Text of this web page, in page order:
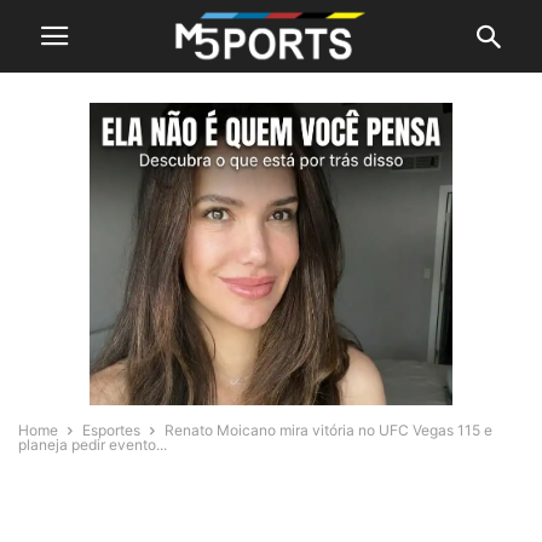
Home Esportes
Renato Moicano mira vitória no UFC Vegas 115 e
planeja pedir evento...